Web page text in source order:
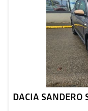
DACIA SANDERO